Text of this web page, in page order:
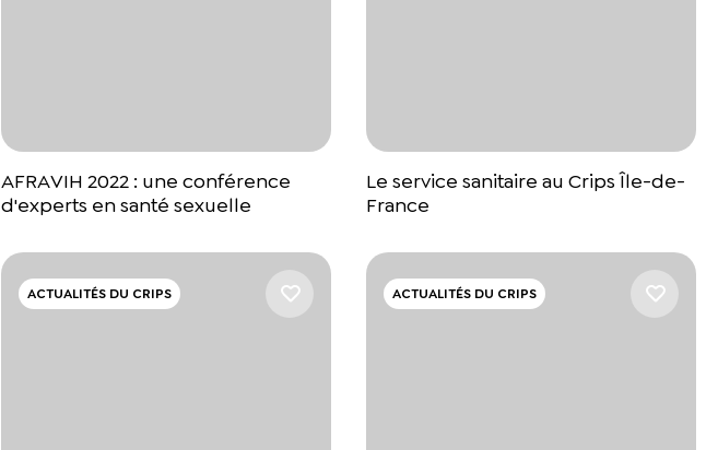
AFRAVIH 2022 : une conférence
d'experts en santé sexuelle
Le service sanitaire au Crips Île-de-
France
ACTUALITÉS DU CRIPS ACTUALITÉS DU CRIPS